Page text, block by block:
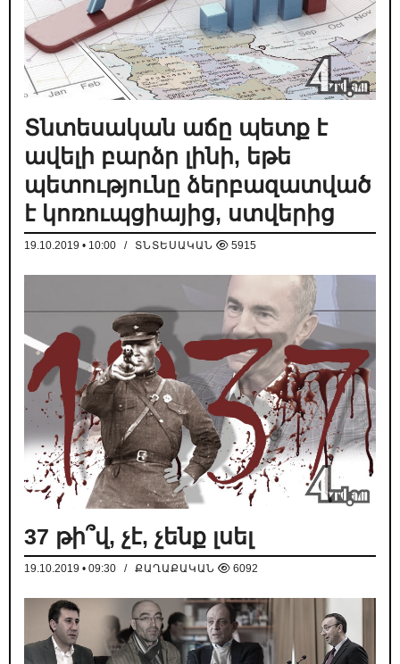
Տնտեսական աճը պետք է
ավելի բարձր լինի, եթե
պետությունը ձերբազատված
է կոռուպցիայից, ստվերից
19.10.2019 • 10:00 / ՏՆՏԵՍԱԿԱՆ 5915
37 թի՞վ, չէ, չենք լսել
19.10.2019 • 09:30 / ՔԱՂԱՔԱԿԱՆ 6092